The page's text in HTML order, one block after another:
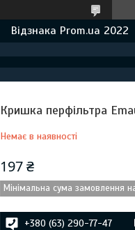
Відзнака Prom.ua 2022
Кришка перфільтра
Немає в наявності
197 ₴
Мінімальна сума замовлення
+380 (63) 290-77-47